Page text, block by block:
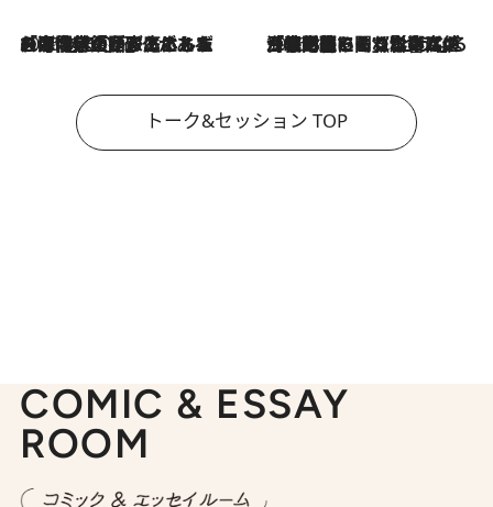
2026.8.3
「今後値上げがあるとすれば…」「リスクがあるのは今年の冬」エネルギー専門家が語る、ホルムズ海峡封鎖が家庭にもたらす“ある心配” 2026.8.3
「住宅建てられない…」「サーチャージ料の高値が続いている」ホルムズ海峡封鎖による影響はいつまで続く？《エネルギー専門家に聞く“どうなる日本の暮らし”》
トーク&セッション TOP
COMIC & ESSAY
ROOM